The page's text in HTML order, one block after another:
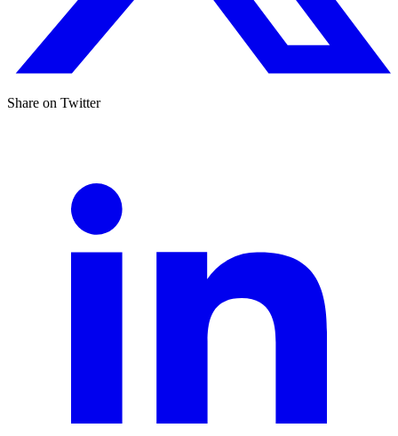
Share on Twitter